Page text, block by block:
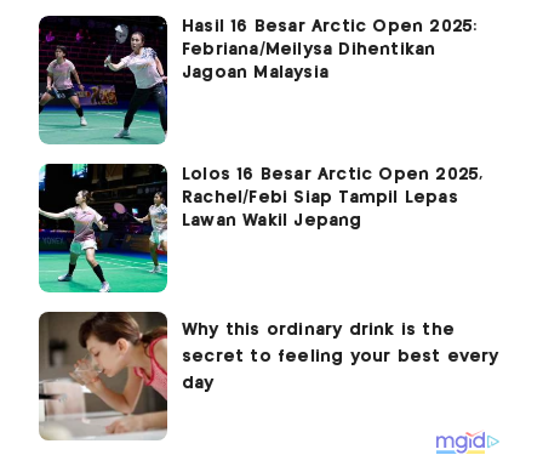
Hasil 16 Besar Arctic Open 2025:
Febriana/Meilysa Dihentikan
Jagoan Malaysia
Lolos 16 Besar Arctic Open 2025,
Rachel/Febi Siap Tampil Lepas
Lawan Wakil Jepang